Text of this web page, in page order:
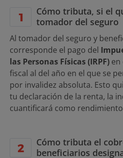
Cómo tributa, si el
tomador del seguro
Al tomador del seguro y
corresponde el pago del
las Personas Físicas (IRPF) en
fiscal al del año en el que se
por invalidez absoluta. Esto
tu declaración de la renta, la
cuantificará como
Cómo tributa el
beneficiarios